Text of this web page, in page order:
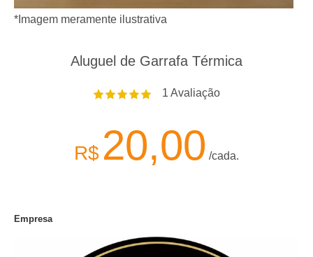
*Imagem meramente ilustrativa
Aluguel de Garrafa Térmica
1 Avaliação
R$ 20,00 /cada.
Empresa